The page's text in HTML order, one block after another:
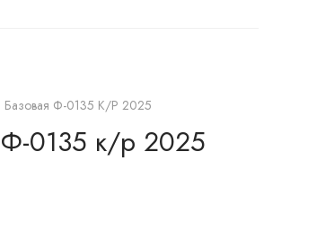
Базовая Ф-0135 К/р 2025
Ф-0135 к/р 2025